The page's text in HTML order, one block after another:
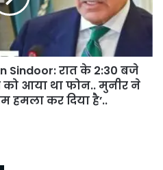
Sindoor: रात के 2:30 बजे
को आया था फोन.. मुनीर ने
हमला कर दिया है’..